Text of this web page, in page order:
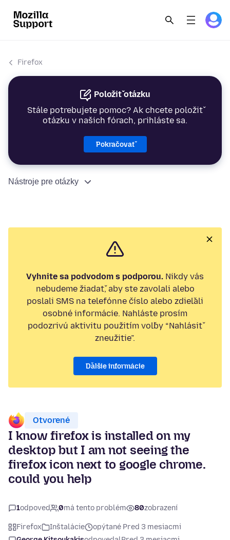
Firefox
Položiť otázku
Stále potrebujete pomoc? Ak chcete položiť
otázku v našich fórach, prihláste sa.
Pokračovať
Nástroje pre otázky
Vyhnite sa podvodom s podporou. Nikdy vás
nebudeme žiadať, aby ste zavolali alebo
poslali SMS na telefónne číslo alebo zdieľali
osobné informácie. Nahláste prosím
podozrivú aktivitu použitím voľby “Nahlásiť
zneužitie”.
Ďalšie informácie
Otvorené
I know firefox is installed on my
desktop but I am not seeing the
firefox icon next to google chrome.
could you help
1odpoveď 0má tento problém 80zobrazení
Firefox Inštalácie
opýtané Pred 3 mesiacmi